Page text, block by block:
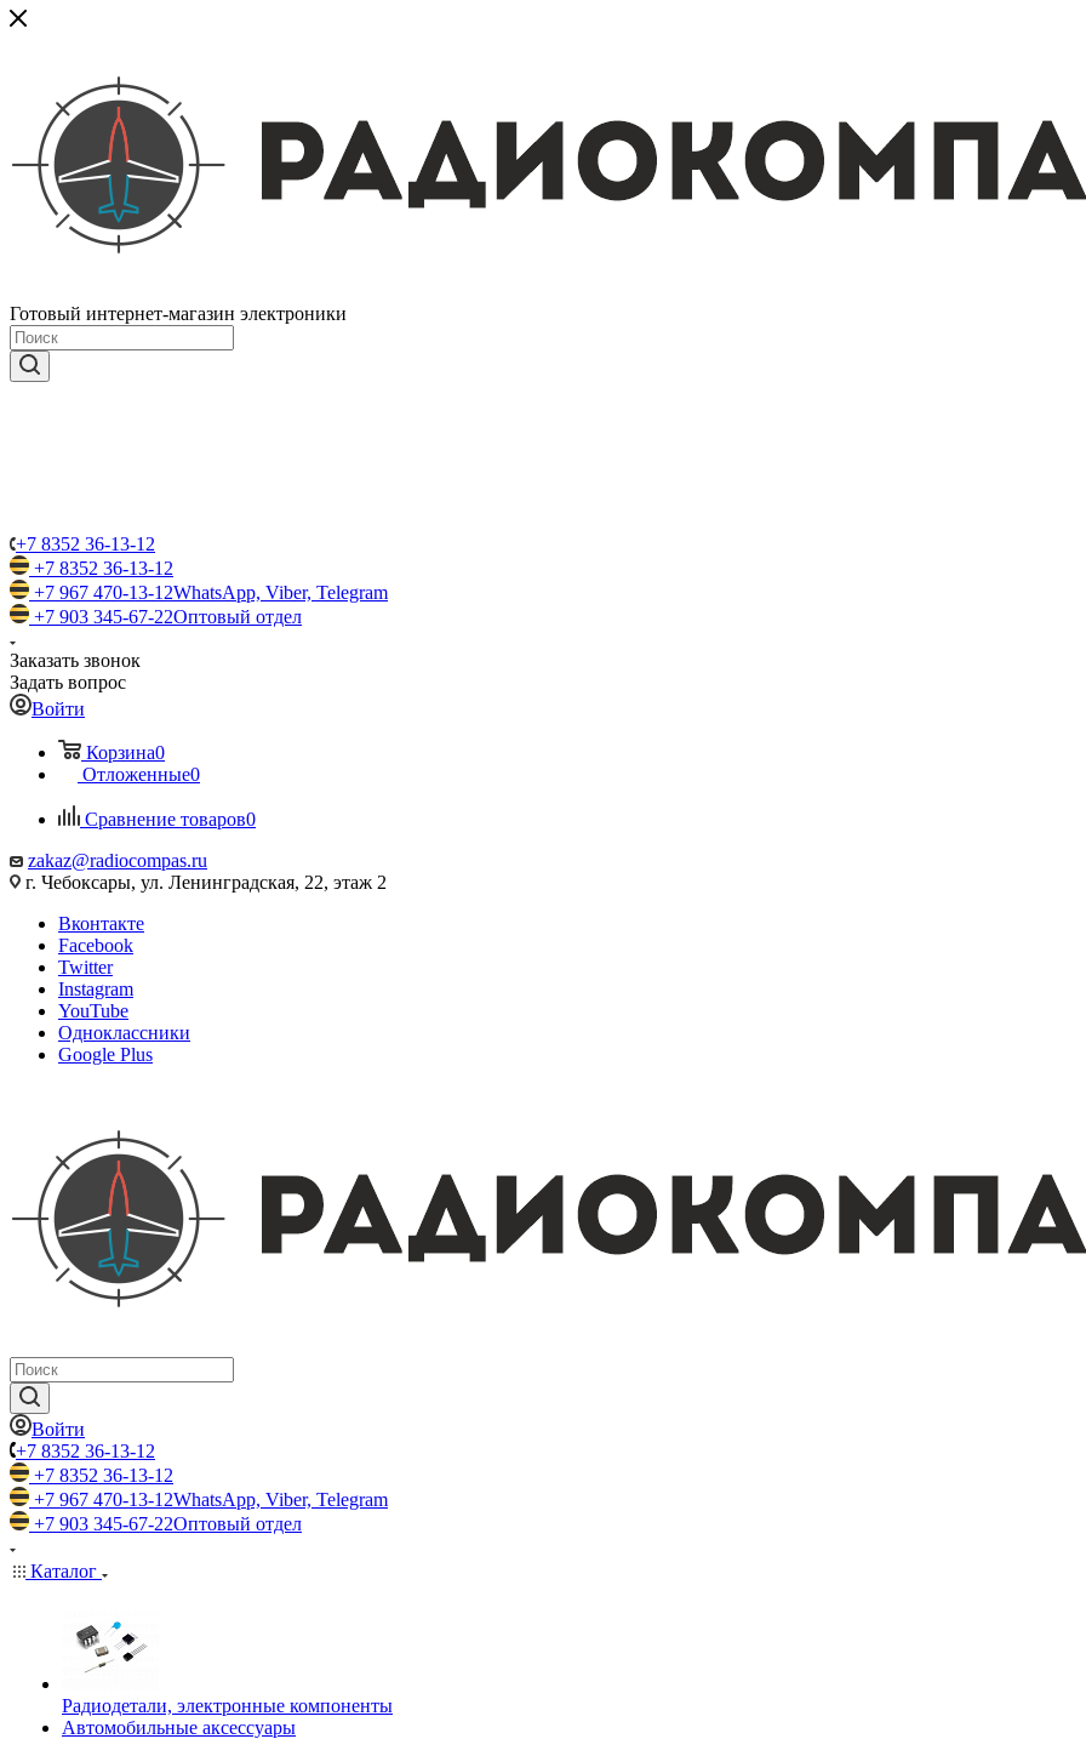
Готовый интернет-магазин электроники
+7 8352 36-13-12
+7 8352 36-13-12
+7 967 470-13-12WhatsApp, Viber, Telegram
+7 903 345-67-22Оптовый отдел
Заказать звонок
Задать вопрос
Войти
Корзина0
Отложенные0
Сравнение товаров0
zakaz@radiocompas.ru
г. Чебоксары, ул. Ленинградская, 22, этаж 2
Вконтакте
Facebook
Twitter
Instagram
YouTube
Одноклассники
Google Plus
Войти
+7 8352 36-13-12
+7 8352 36-13-12
+7 967 470-13-12WhatsApp, Viber, Telegram
+7 903 345-67-22Оптовый отдел
Каталог
Радиодетали, электронные компоненты
Автомобильные аксессуары